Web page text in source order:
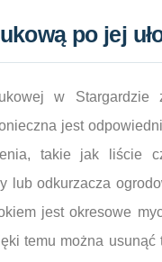
po jej
w Stargardzie
jest
takie jak liście
lub odkurzacza
jest okresowe
temu można